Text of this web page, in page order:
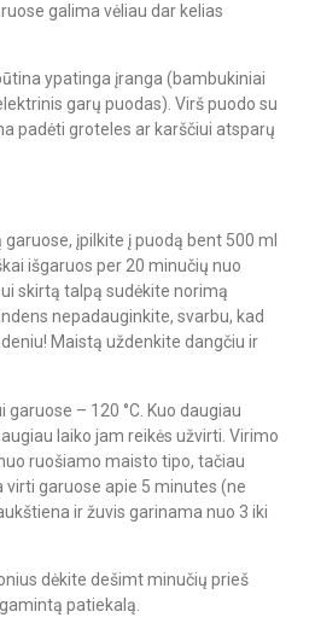
galima vėliau dar kelias
ypatinga įranga (bambukiniai
garų puodas). Virš puodo su
padėti groteles ar karščiui atsparų
įpilkite į puodą bent 500 ml
išgaruos per 20 minučių nuo
skirtą talpą sudėkite norimą
nepadauginkite, svarbu, kad
Maistą uždenkite dangčiu ir
– 120 °C. Kuo daugiau
laiko jam reikės užvirti. Virimo
ruošiamo maisto tipo, tačiau
virti garuose apie 5 minutes (ne
ir žuvis garinama nuo 3 iki
dėkite dešimt minučių prieš
patiekalą.